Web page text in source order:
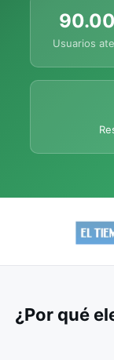
Usuarios
¿Por qué